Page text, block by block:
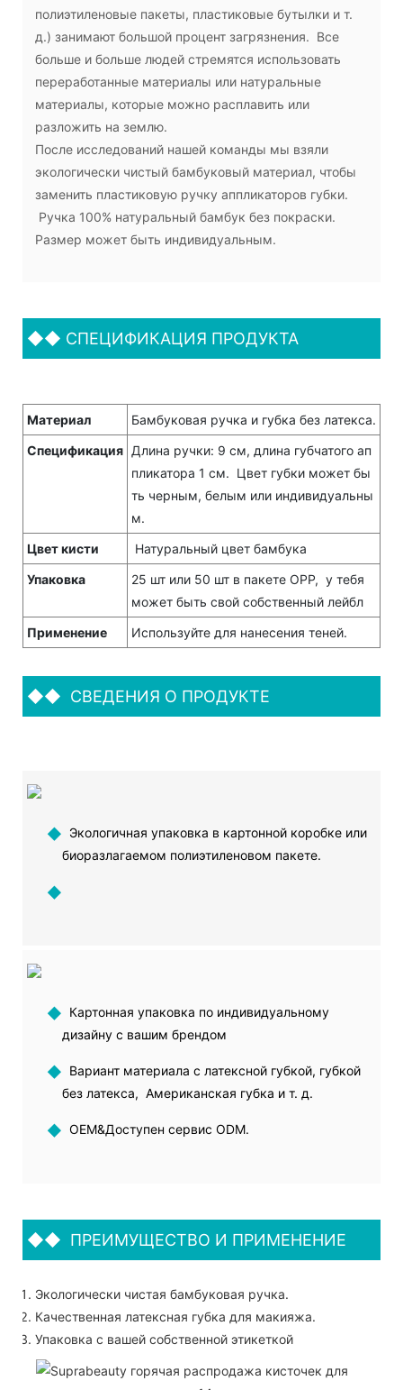
полиэтиленовые пакеты, пластиковые бутылки и т.
д.) занимают большой процент загрязнения. Все
больше и больше людей стремятся использовать
переработанные материалы или натуральные
материалы, которые можно расплавить или
разложить на землю.
После исследований нашей команды мы взяли
экологически чистый бамбуковый материал, чтобы
заменить пластиковую ручку аппликаторов губки.
Ручка 100% натуральный бамбук без покраски.
Размер может быть индивидуальным.
◆◆ СПЕЦИФИКАЦИЯ ПРОДУКТА
Материал
Бамбуковая ручка и губка без латекса.
Спецификация Длина ручки: 9 см, длина губчатого ап
пликатора 1 см. Цвет губки может бы
ть черным, белым или индивидуальны
м.
Цвет кисти
Натуральный цвет бамбука
Упаковка
25 шт или 50 шт в пакете OPP, у тебя
может быть свой собственный лейбл
Применение
Используйте для нанесения теней.
◆◆ СВЕДЕНИЯ О ПРОДУКТЕ
◆ Экологичная упаковка в картонной коробке или
биоразлагаемом полиэтиленовом пакете.
◆
◆ Картонная упаковка по индивидуальному
дизайну с вашим брендом
◆ Вариант материала с латексной губкой, губкой
без латекса, Американская губка и т. д.
◆ OEM&Доступен сервис ODM.
◆◆ ПРЕИМУЩЕСТВО И ПРИМЕНЕНИЕ
Экологически чистая бамбуковая ручка.
Качественная латексная губка для макияжа.
Упаковка с вашей собственной этикеткой